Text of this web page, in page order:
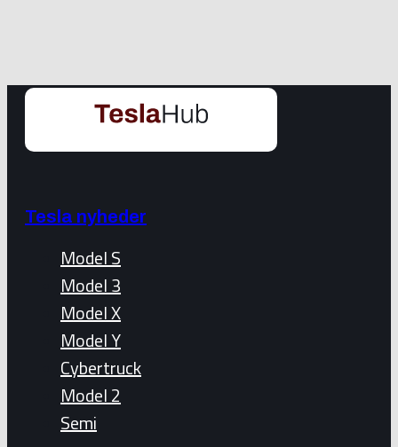
Tesla nyheder
Model S
Model 3
Model X
Model Y
Cybertruck
Model 2
Semi